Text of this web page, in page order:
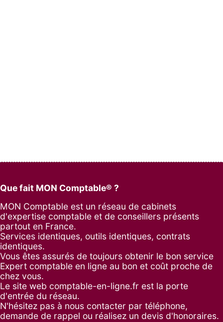
Que fait MON Comptable® ?
MON Comptable est un réseau de cabinets
d'expertise comptable et de conseillers présents
partout en France.
Services identiques, outils identiques, contrats
identiques.
Vous êtes assurés de toujours obtenir le bon service
Expert comptable en ligne au bon et coût proche de
chez vous.
Le site web comptable-en-ligne.fr est la porte
d'entrée du réseau.
N'hésitez pas à nous contacter par téléphone,
demande de rappel ou réalisez un devis d'honoraires.